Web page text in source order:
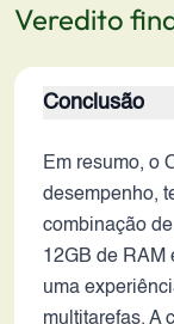
Veredito
Conclusão
Em resumo, o
desempenho,
combinação
12GB de RAM
uma
multitarefas. A